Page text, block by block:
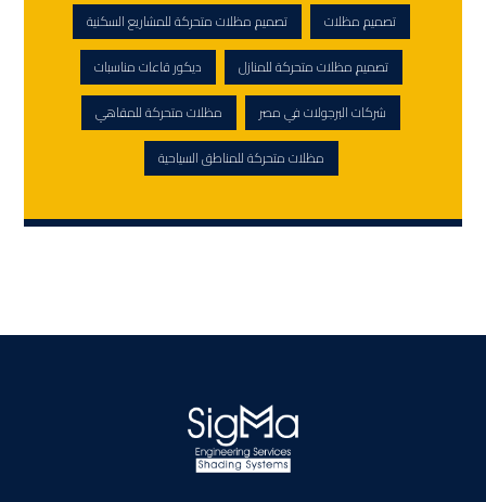
تصميم مظلات
تصميم مظلات متحركة للمشاريع السكنية
تصميم مظلات متحركة للمنازل
ديكور قاعات مناسبات
شركات البرجولات في مصر
مظلات متحركة للمقاهي
مظلات متحركة للمناطق السياحية